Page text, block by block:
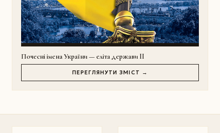
Почесні імена України — еліта держави II
ПЕРЕГЛЯНУТИ ЗМІСТ →